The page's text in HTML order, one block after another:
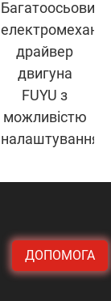
ДОПОМОГА
Багатоосьовий
драйвер
двигуна
FUYU з
можливістю
налаштування...